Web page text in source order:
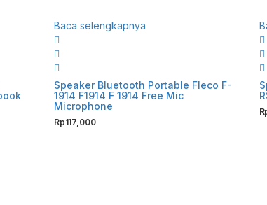
Baca selengkapnya
Speaker Bluetooth Portable Fleco F-
1914 F1914 F 1914 Free Mic
Microphone
Rp117,000